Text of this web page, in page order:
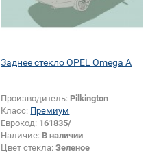
Заднее стекло OPEL Omega A
Производитель: Pilkington
Класс: Премиум
Еврокод: 161835/
Наличие: В наличии
Цвет стекла:Зеленое